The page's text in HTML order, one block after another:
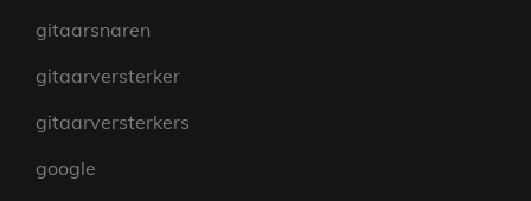
gitaarsnaren
gitaarversterker
gitaarversterkers
google